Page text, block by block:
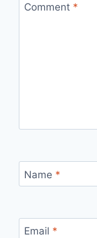
Comment *
Name *
Email *